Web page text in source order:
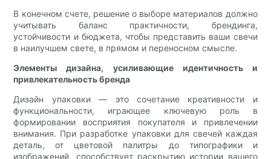
В конечном счете, решение о выборе материалов должно
учитывать баланс практичности, брендинга,
устойчивости и бюджета, чтобы представить ваши свечи
в наилучшем свете, в прямом и переносном смысле.
Элементы дизайна, усиливающие идентичность и
привлекательность бренда
Дизайн упаковки — это сочетание креативности и
функциональности, играющее ключевую роль в
формировании восприятия покупателя и привлечении
внимания. При разработке упаковки для свечей каждая
деталь, от цветовой палитры до типографики и
изображений, способствует раскрытию истории вашего